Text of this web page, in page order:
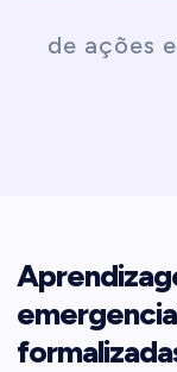
de ações